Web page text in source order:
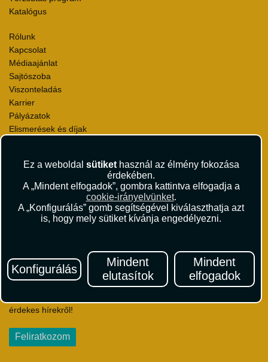
Ez a weboldal sütikethasznál az élmény fokozása
érdekében.
A „Mindent elfogadok”, gombra kattintva elfogadja a
cookie-irányelvünket.
A „Konfigurálás” gomb segítségével kiválaszthatja azt
is, hogy mely sütiket kívánja engedélyezni.
Konfigurálás
Mindent
elutasítok
Mindent
elfogadok
Katalógus
Rólunk
Kapcsolat
Médiaajánlat
Sajtószoba
Viszonteladás
Karrier
Pályázatok
Elismerések és díjak
Utazási Csomag Szerződési Feltételek
Útlemondás-biztosítás Szerződési Feltételek
Utasbiztosítás Szerződési Feltételek
Repülőjegy Szerződési Feltételek
Adatvédelem
Hírlevél
Iratkozzon fel Magyarország egyik legszínesebb utazási
érdekes hírekről!
Feliratkozom